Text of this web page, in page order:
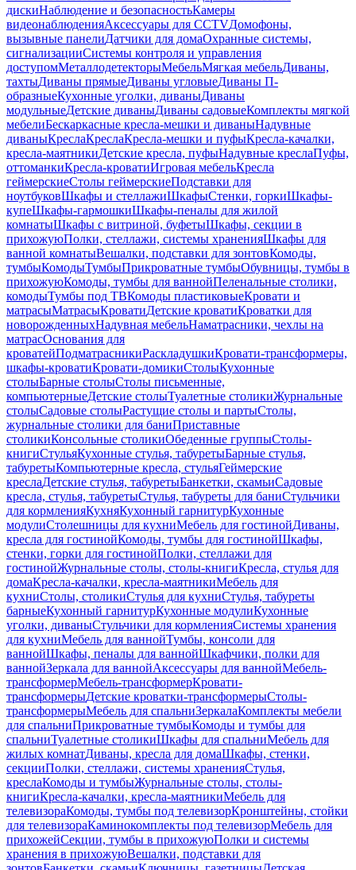
дискиНаблюдение и безопасностьКамеры
видеонаблюденияАксессуары для CCTVДомофоны,
вызывные панелиДатчики для домаОхранные системы,
сигнализацииСистемы контроля и управления
доступомМеталлодетекторыМебельМягкая мебельДиваны,
тахтыДиваны прямыеДиваны угловыеДиваны П-
образныеКухонные уголки, диваныДиваны
модульныеДетские диваныДиваны садовыеКомплекты мягкой
мебелиБескаркасные кресла-мешки и диваныНадувные
диваныКреслаКреслаКресла-мешки и пуфыКресла-качалки,
кресла-маятникиДетские кресла, пуфыНадувные креслаПуфы,
оттоманкиКресла-кроватиИгровая мебельКресла
геймерскиеСтолы геймерскиеПодставки для
ноутбуковШкафы и стеллажиШкафыСтенки, горкиШкафы-
купеШкафы-гармошкиШкафы-пеналы для жилой
комнатыШкафы с витриной, буфетыШкафы, секции в
прихожуюПолки, стеллажи, системы храненияШкафы для
ванной комнатыВешалки, подставки для зонтовКомоды,
тумбыКомодыТумбыПрикроватные тумбыОбувницы, тумбы в
прихожуюКомоды, тумбы для ваннойПеленальные столики,
комодыТумбы под ТВКомоды пластиковыеКровати и
матрасыМатрасыКроватиДетские кроватиКроватки для
новорожденныхНадувная мебельНаматрасники, чехлы на
матрасОснования для
кроватейПодматрасникиРаскладушкиКровати-трансформеры,
шкафы-кроватиКровати-домикиСтолыКухонные
столыБарные столыСтолы письменные,
компьютерныеДетские столыТуалетные столикиЖурнальные
столыСадовые столыРастущие столы и партыСтолы,
журнальные столики для баниПриставные
столикиКонсольные столикиОбеденные группыСтолы-
книгиСтульяКухонные стулья, табуретыБарные стулья,
табуретыКомпьютерные кресла, стульяГеймерские
креслаДетские стулья, табуретыБанкетки, скамьиСадовые
кресла, стулья, табуретыСтулья, табуреты для баниСтульчики
для кормленияКухняКухонный гарнитурКухонные
модулиСтолешницы для кухниМебель для гостинойДиваны,
кресла для гостинойКомоды, тумбы для гостинойШкафы,
стенки, горки для гостинойПолки, стеллажи для
гостинойЖурнальные столы, столы-книгиКресла, стулья для
домаКресла-качалки, кресла-маятникиМебель для
кухниСтолы, столикиСтулья для кухниСтулья, табуреты
барныеКухонный гарнитурКухонные модулиКухонные
уголки, диваныСтульчики для кормленияСистемы хранения
для кухниМебель для ваннойТумбы, консоли для
ваннойШкафы, пеналы для ваннойШкафчики, полки для
ваннойЗеркала для ваннойАксессуары для ваннойМебель-
трансформерМебель-трансформерКровати-
трансформерыДетские кроватки-трансформерыСтолы-
трансформерыМебель для спальниЗеркалаКомплекты мебели
для спальниПрикроватные тумбыКомоды и тумбы для
спальниТуалетные столикиШкафы для спальниМебель для
жилых комнатДиваны, кресла для домаШкафы, стенки,
секцииПолки, стеллажи, системы храненияСтулья,
креслаКомоды и тумбыЖурнальные столы, столы-
книгиКресла-качалки, кресла-маятникиМебель для
телевизораКомоды, тумбы под телевизорКронштейны, стойки
для телевизораКаминокомплекты под телевизорМебель для
прихожейСекции, тумбы в прихожуюПолки и системы
хранения в прихожуюВешалки, подставки для